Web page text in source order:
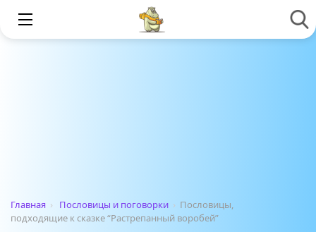
Главная › Пословицы и поговорки › Пословицы,
подходящие к сказке “Растрепанный воробей”